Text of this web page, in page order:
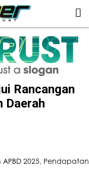
Rancangan
Daerah